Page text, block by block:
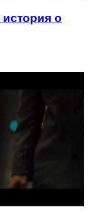
о